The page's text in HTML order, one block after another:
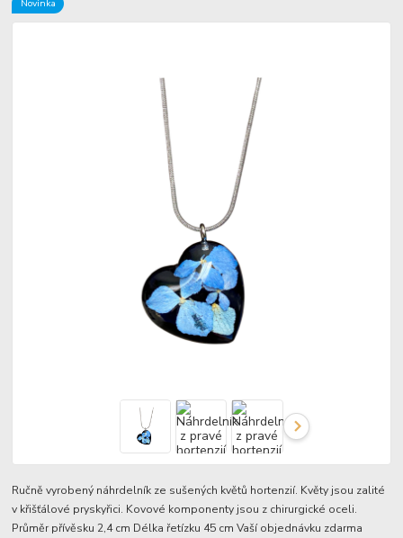
Novinka
Ručně vyrobený náhrdelník ze sušených květů hortenzií. Květy jsou zalité
v křišťálové pryskyřici. Kovové komponenty jsou z chirurgické oceli.
Průměr přívěsku 2,4 cm Délka řetízku 45 cm Vaší objednávku zdarma